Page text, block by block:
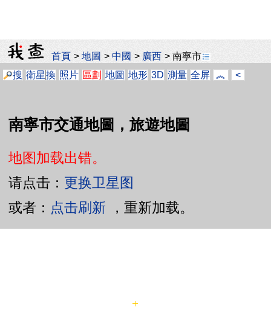
首頁 >地圖 >中國 > 廣西 >南寧市
搜 衛星換 照片 區劃 地圖 地形 3D 測量 全屏 ︽ <
南寧市交通地圖，旅遊地圖
地图加载出错。
请点击： 更换卫星图
或者： 点击刷新 ，重新加载。